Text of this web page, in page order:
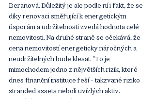
Beranová. Důležitý je ale podle ní i fakt, že se
díky renovaci směřující k energetickým
úsporám a udržitelnosti zvedá hodnota celé
nemovitosti. Na druhé straně se očekává, že
cena nemovitostí energeticky náročných a
neudržitelných bude klesat. "To je
mimochodem jedno z nějvětších rizik, které
dnes finanční instituce řeší - takzvané riziko
stranded assets neboli uvízlých aktiv.